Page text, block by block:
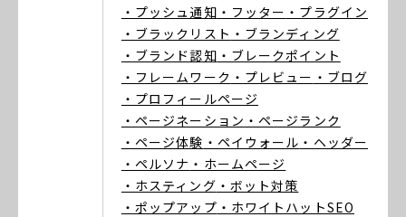
・プッシュ通知 ・フッター ・プラグイン
・ブラックリスト ・ブランディング
・ブランド認知 ・ブレークポイント
・フレームワーク ・プレビュー ・ブログ
・プロフィールページ
・ページネーション ・ページランク
・ページ体験 ・ペイウォール ・ヘッダー
・ペルソナ ・ホームページ
・ホスティング ・ボット対策
・ポップアップ ・ホワイトハットSEO